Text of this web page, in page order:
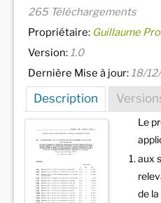
265 Téléchargements
Propriétaire: Guillaume
Version: 1.0
Dernière Mise à jour: 18/
Description
Le
aux
de